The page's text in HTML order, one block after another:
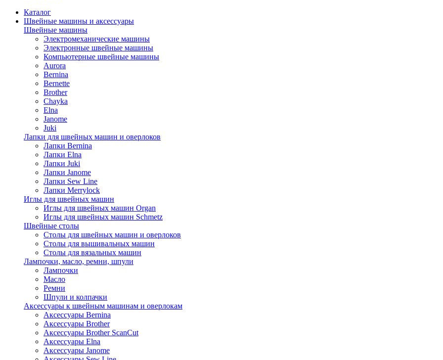
Каталог
Швейные машины и аксессуары
Швейные машины
Электромеханические машины
Электронные швейные машины
Компьютерные швейные машины
Aurora
Bernina
Bernette
Brother
Chayka
Elna
Janome
Juki
Лапки для швейных машин и оверлоков
Лапки Bernina
Лапки Elna
Лапки Juki
Лапки Janome
Лапки Sew Line
Лапки Merrylock
Иглы для швейных машин
Иглы для швейных машин Organ
Иглы для швейных машин Schmetz
Швейные столы
Столы для швейных машин и оверлоков
Столы для вышивальных машин
Столы для вязальных машин
Лампочки, масло, ремни, шпули
Лампочки
Масло
Ремни
Шпули и колпачки
Аксессуары к швейным машинам и оверлокам
Аксессуары Bernina
Аксессуары Brother
Аксессуары Brother ScanCut
Аксессуары Elna
Аксессуары Janome